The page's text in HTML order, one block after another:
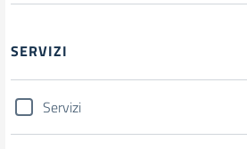
SERVIZI
Servizi